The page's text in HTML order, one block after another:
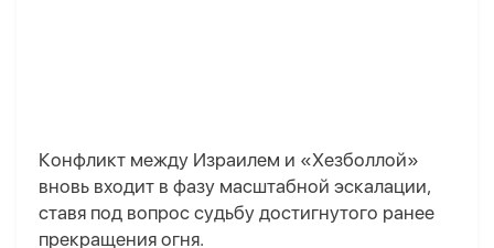
Конфликт между Израилем и «Хезболлой»
вновь входит в фазу масштабной эскалации,
ставя под вопрос судьбу достигнутого ранее
прекращения огня.